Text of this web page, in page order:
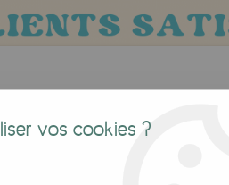
vos cookies ?